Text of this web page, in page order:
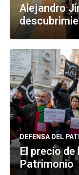
Alejandro
DEFENSA DEL
El precio
Patrimonio